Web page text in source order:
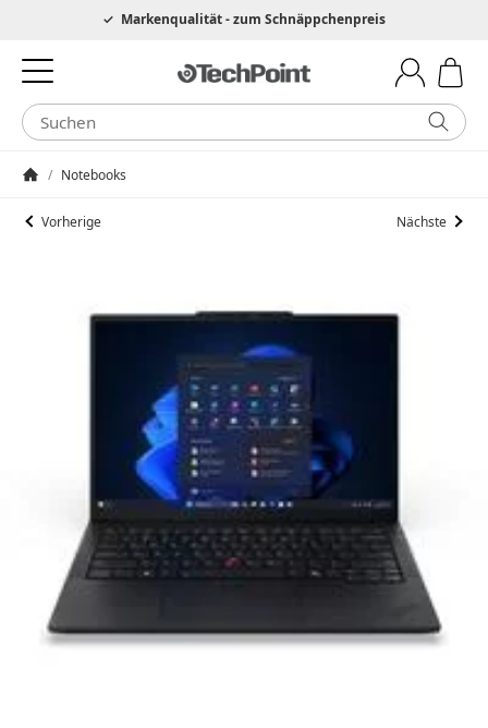
Hotline 0049 6205 3079975Markenqualität - zum Schnäppchenpreis
/ Notebooks
Vorherige Nächste